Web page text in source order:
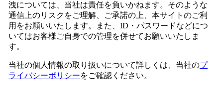
洩については、当社は責任を負いかねます。そのような
通信上のリスクをご理解、ご承諾の上、本サイトのご利
用をお願いいたします。また、ID・パスワードなどにつ
いてはお客様ご自身での管理を併せてお願いいたしま
す。
当社の個人情報の取り扱いについて詳しくは、当社のプ
ライバシーポリシーをご確認ください。